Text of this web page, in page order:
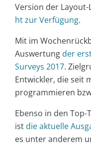
Version der
ht zur Verfügung.
Mit im
Auswertung der
Surveys 2017.
Entwickler, die seit
programmieren
Ebenso in den
ist die aktuelle
es unter anderem